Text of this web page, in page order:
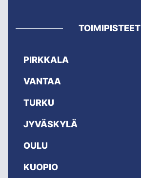
TOIMIPISTEET
PIRKKALA
VANTAA
TURKU
JYVÄSKYLÄ
OULU
KUOPIO